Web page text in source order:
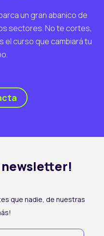
un gran abanico de
sectores. No te cortes,
el curso que cambiará tu
newsletter!
que nadie, de nuestras